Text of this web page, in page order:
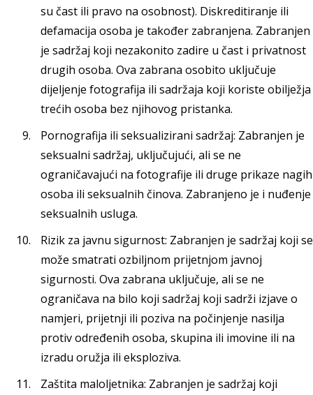
su čast ili pravo na osobnost). Diskreditiranje ili
defamacija osoba je također zabranjena. Zabranjen
je sadržaj koji nezakonito zadire u čast i privatnost
drugih osoba. Ova zabrana osobito uključuje
dijeljenje fotografija ili sadržaja koji koriste obilježja
trećih osoba bez njihovog pristanka.
Pornografija ili seksualizirani sadržaj: Zabranjen je
seksualni sadržaj, uključujući, ali se ne
ograničavajući na fotografije ili druge prikaze nagih
osoba ili seksualnih činova. Zabranjeno je i nuđenje
seksualnih usluga.
Rizik za javnu sigurnost: Zabranjen je sadržaj koji se
može smatrati ozbiljnom prijetnjom javnoj
sigurnosti. Ova zabrana uključuje, ali se ne
ograničava na bilo koji sadržaj koji sadrži izjave o
namjeri, prijetnji ili poziva na počinjenje nasilja
protiv određenih osoba, skupina ili imovine ili na
izradu oružja ili eksploziva.
Zaštita maloljetnika: Zabranjen je sadržaj koji